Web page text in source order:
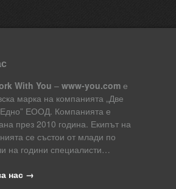
With You – www-you.com е
марка на компанията „Две
ЕООД. Компанията е
през 2010 година. Екипът на
се състои от млади по
на години специалисти…
нас →